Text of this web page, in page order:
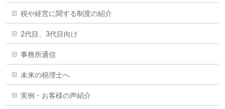
税や経営に関する制度の紹介
2代目、3代目向け
事務所通信
未来の税理士へ
実例・お客様の声紹介